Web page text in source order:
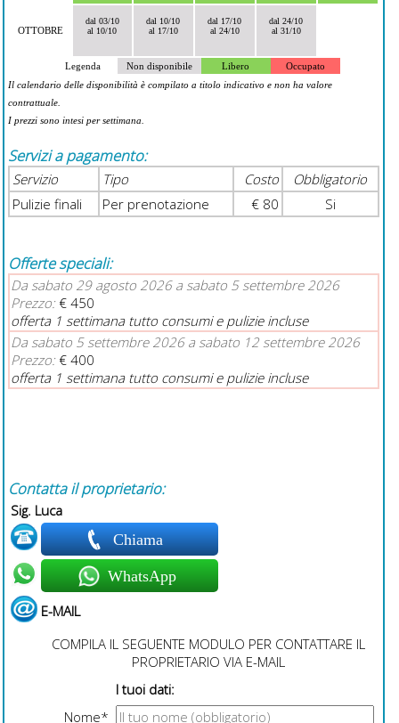
OTTOBRE
dal 03/10
al 10/10
dal 10/10
al 17/10
dal 17/10
al 24/10
dal 24/10
al 31/10
Legenda Non disponibile Libero
Occupato
Il calendario delle disponibilità è compilato a titolo indicativo e non ha valore
contrattuale.
I prezzi sono intesi per settimana.
Servizi a pagamento:
Servizio Tipo Costo
Obbligatorio
Pulizie finali
Per prenotazione € 80 Si
Offerte speciali:
Da sabato 29 agosto 2026 a sabato 5 settembre 2026
Prezzo:€ 450
offerta 1 settimana tutto consumi e pulizie incluse
Da sabato 5 settembre 2026 a sabato 12 settembre 2026
Prezzo:€ 400
offerta 1 settimana tutto consumi e pulizie incluse
Contatta il proprietario:
Sig. Luca
Chiama
WhatsApp
E-MAIL
COMPILA IL SEGUENTE MODULO PER CONTATTARE IL
PROPRIETARIO VIA E-MAIL
I tuoi dati:
Nome*